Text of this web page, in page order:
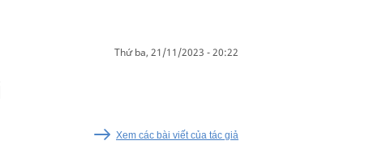
thứ ba, 21/11/2023 - 20:22
Xem các bài viết của tác giả